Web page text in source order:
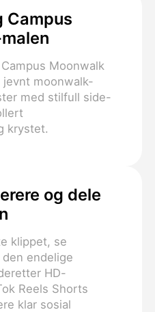
Campus
Moonwalk
moonwalk-
med stilfull side-
krystet.
og dele
klippet, se
endelige
HD-
Reels Shorts
klar sosial